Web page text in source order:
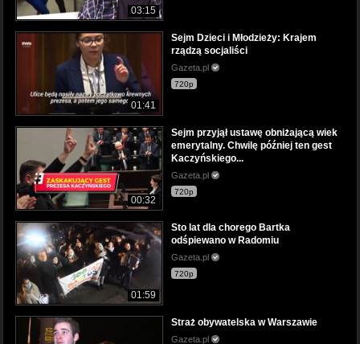
03:15
01:41
Sejm Dzieci i Młodzieży: Krajem
rządzą socjaliści
Gazeta.pl
720p
00:32
Sejm przyjął ustawę obniżającą wiek
emerytalny. Chwilę później ten gest
Kaczyńskiego...
Gazeta.pl
720p
01:59
Sto lat dla chorego Bartka
odśpiewano w Radomiu
Gazeta.pl
720p
Straż obywatelska w Warszawie
Gazeta.pl